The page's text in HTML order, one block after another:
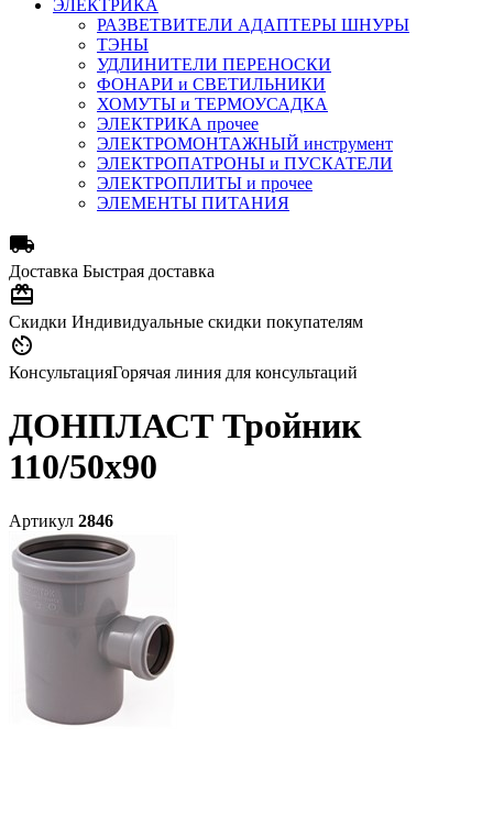
ЭЛЕКТРИКА
РАЗВЕТВИТЕЛИ АДАПТЕРЫ ШНУРЫ
ТЭНЫ
УДЛИНИТЕЛИ ПЕРЕНОСКИ
ФОНАРИ и СВЕТИЛЬНИКИ
ХОМУТЫ и ТЕРМОУСАДКА
ЭЛЕКТРИКА прочее
ЭЛЕКТРОМОНТАЖНЫЙ инструмент
ЭЛЕКТРОПАТРОНЫ и ПУСКАТЕЛИ
ЭЛЕКТРОПЛИТЫ и прочее
ЭЛЕМЕНТЫ ПИТАНИЯ

Доставка Быстрая доставка

Скидки Индивидуальные скидки покупателям

КонсультацияГорячая линия для консультаций
ДОНПЛАСТ Тройник
110/50х90
Артикул 2846